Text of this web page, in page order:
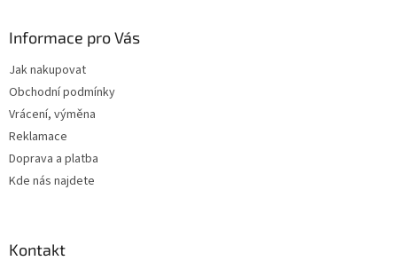
Informace pro Vás
Jak nakupovat
Obchodní podmínky
Vrácení, výměna
Reklamace
Doprava a platba
Kde nás najdete
Kontakt